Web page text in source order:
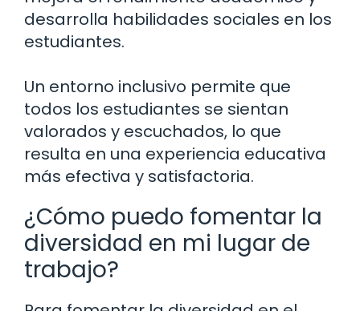
desarrolla habilidades sociales en los
estudiantes.
Un entorno inclusivo permite que
todos los estudiantes se sientan
valorados y escuchados, lo que
resulta en una experiencia educativa
más efectiva y satisfactoria.
¿Cómo puedo fomentar la
diversidad en mi lugar de
trabajo?